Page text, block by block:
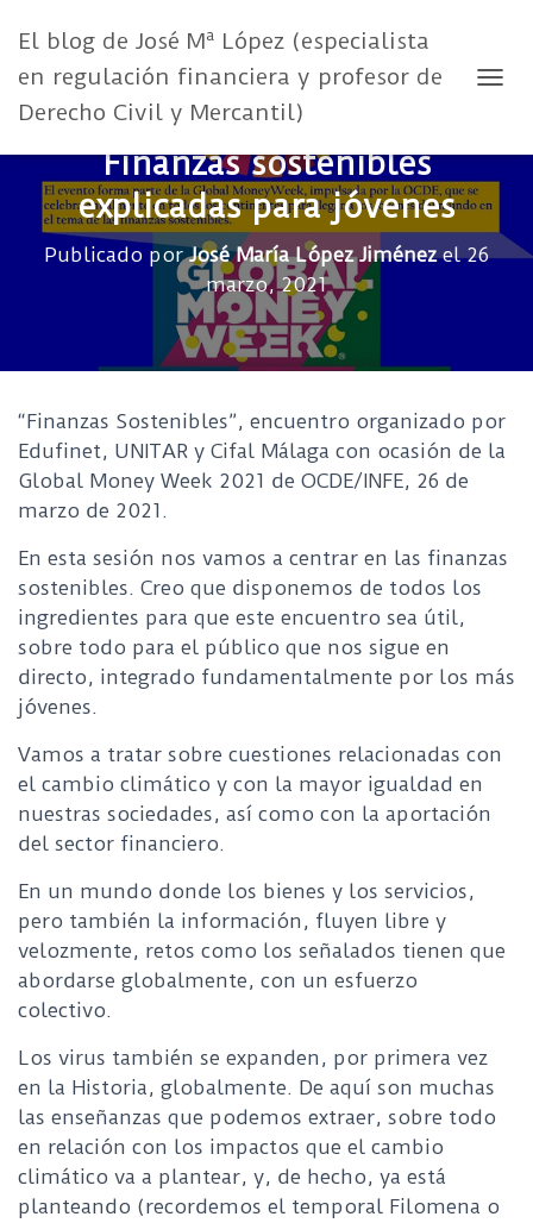
El blog de José Mª López (especialista
en regulación financiera y profesor de
Derecho Civil y Mercantil)
Finanzas sostenibles
explicadas para jóvenes
Publicado porJosé María López Jiménezel26
marzo, 2021
“Finanzas Sostenibles”, encuentro organizado por
Edufinet, UNITAR y Cifal Málaga con ocasión de la
Global Money Week 2021 de OCDE/INFE, 26 de
marzo de 2021.
En esta sesión nos vamos a centrar en las finanzas
sostenibles. Creo que disponemos de todos los
ingredientes para que este encuentro sea útil,
sobre todo para el público que nos sigue en
directo, integrado fundamentalmente por los más
jóvenes.
Vamos a tratar sobre cuestiones relacionadas con
el cambio climático y con la mayor igualdad en
nuestras sociedades, así como con la aportación
del sector financiero.
En un mundo donde los bienes y los servicios,
pero también la información, fluyen libre y
velozmente, retos como los señalados tienen que
abordarse globalmente, con un esfuerzo
colectivo.
Los virus también se expanden, por primera vez
en la Historia, globalmente. De aquí son muchas
las enseñanzas que podemos extraer, sobre todo
en relación con los impactos que el cambio
climático va a plantear, y, de hecho, ya está
planteando (recordemos el temporal Filomena o